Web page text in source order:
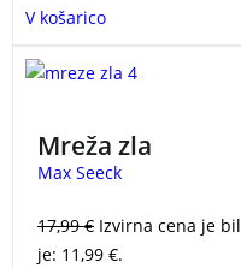
skandinavske
V košarico
Mreža zla
Max Seeck
17,99€ Izvirna cena je
je: 11,99 €.